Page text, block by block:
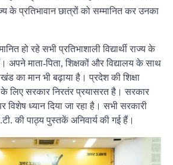
के प्रतिभावान छात्रों को सम्मानित कर उनका
हो रहे सभी प्रतिभाशाली विद्यार्थी राज्य के
अपने माता-पिता, शिक्षकों और विद्यालय के साथ
का मान भी बढ़ाया है। प्रदेश की शिक्षा
लिए सरकार निरतंर प्रयासरत है। सरकार
विशेष ध्यान दिया जा रहा है। सभी सरकारी
की पाठ्य पुस्तकें अनिवार्य की गई हैं।